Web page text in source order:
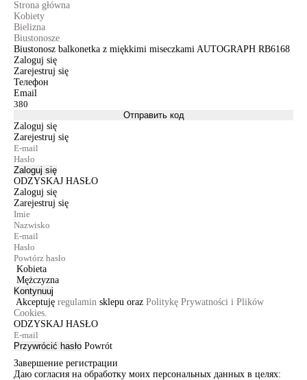
Strona główna
Kobiety
Bielizna
Biustonosze
Biustonosz balkonetka z miękkimi miseczkami AUTOGRAPH RB6168
Zaloguj się
Zarejestruj się
Телефон
Email
Отправить код
Zaloguj się
Zarejestruj się
Zaloguj się
ODZYSKAJ HASŁO
Zaloguj się
Zarejestruj się
Kobieta
Mężczyzna
Kontynuuj
Akceptuję regulamin sklepu oraz Politykę Prywatności i Plików
Cookies.
ODZYSKAJ HASŁO
Przywrócić hasło Powrót
Завершение регистрации
Даю согласия на обработку моих персональных данных в целях: